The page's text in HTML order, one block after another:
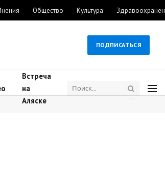
Общество Культура
ПОДПИСАТЬСЯ
Встреча
на
Аляске